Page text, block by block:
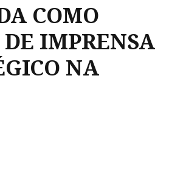
COMO
IMPRENSA
NA